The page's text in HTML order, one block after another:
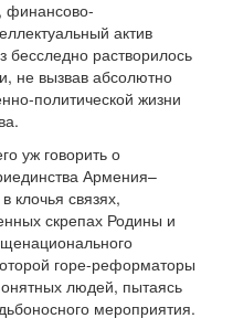
финансово-
актив
бесследно растворилось
не вызвав абсолютно
политической жизни
уж говорить о
Армения–
клочья связях,
скрепах Родины и
горе-реформаторы
людей, пытаясь
мероприятия.